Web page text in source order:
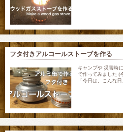
フタ付きアルコールストーブを作る
キャンプや 災害時
で作ってみました (
「今日は、こんな